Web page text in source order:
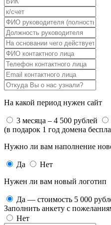
На какой период нужен сайт
3 месяца – 4 500 рублей
(в подарок 1 год домена
Нужно ли вам наполнение
Да
Нет
Нужен ли вам новый логотип
Да — стоимость 5 000
Заполнить анкету с
Нет